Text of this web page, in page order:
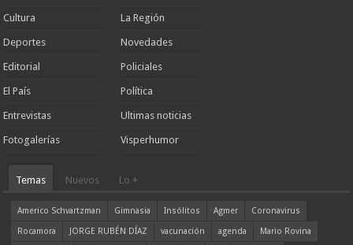
Cultura
Deportes
Editorial
El País
Entrevistas
Fotogalerías
La Región
Novedades
Policiales
Política
Ultimas noticias
Visperhumor
Temas Nuevos Lo +
Americo Schvartzman Gimnasia Insólitos Agmer
Coronavirus
Rocamora
JORGE RUBÉN DÍAZ vacunación agenda
Mario Rovina